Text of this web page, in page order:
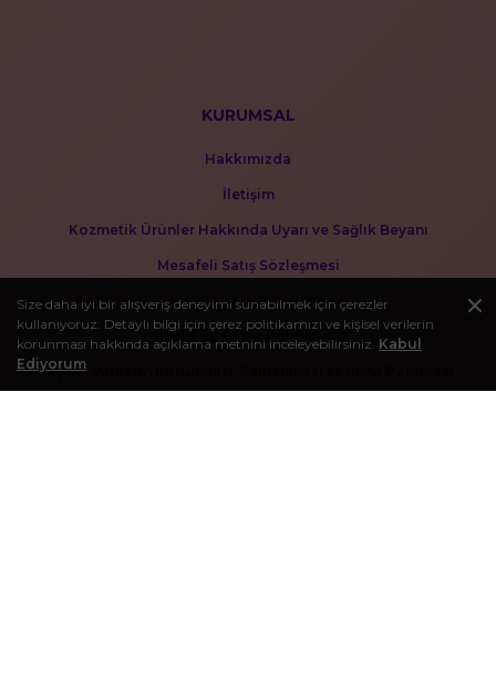
Size daha iyi bir alışveriş deneyimi sunabilmek için çerezler
kullanıyoruz. Detaylı bilgi için çerez politikamızı ve kişisel verilerin
korunması hakkında açıklama metnini inceleyebilirsiniz. Kabul
Ediyorum
KURUMSAL
Hakkımızda
İletişim
Kozmetik Ürünler Hakkında Uyarı ve Sağlık Beyanı
Mesafeli Satış Sözleşmesi
İptal ve İade Koşulları
Gizlilik ve Çerez Politikamız
Kişisel Verilerin Korunması, Saklanması ve İmha Politikası